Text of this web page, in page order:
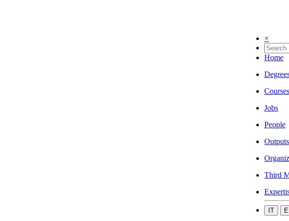
×
Home
Courses
Jobs
People
Outputs
Third
IT